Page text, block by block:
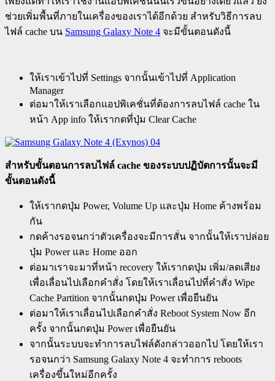
ช่วยเพิ่มพื้นที่ภายในเครื่องของเราได้อีกด้วย สำหรับวิธีการลบ
ไฟล์ cache บน Samsung Galaxy Note 4 จะมีขั้นตอนดังนี้
ให้เราเข้าไปที่ Settings จากนั้นเข้าไปที่ Application
Manager
ต่อมาให้เราเลือกแอปพิเคชั่นที่ต้องการลบไฟล์ cache ใน
หน้า App info ให้เรากดที่ปุ่ม Clear Cache
สำหรับขั้นตอนการลบไฟล์ cache ของระบบปฏิบัตการนั้นจะมี
ขั้นตอนดังนี้
ให้เรากดปุ่ม Power, Volume Up และปุ่ม Home ค้างพร้อม
กัน
กดค้างรอจนกว่าตัวเครื่องจะมีการสั่น จากนั้นให้เราปล่อย
ปุ่ม Power และ Home ออก
ต่อมาเราจะมาที่หน้า recovery ให้เรากดปุ่ม เพิ่ม/ลดเสียง
เพื่อเลื่อนไปเลือกคำสั่ง โดยให้เราเลื่อนไปที่คำสั่ง Wipe
Cache Partition จากนั้นกดปุ่ม Power เพื่อยืนยัน
ต่อมาให้เราเลื่อนไปเลือกคำสั่ง Reboot System Now อีก
ครั้ง จากนั้นกดปุ่ม Power เพื่อยืนยัน
จากนั้นระบบจะทำการลบไฟล์ดังกล่าวออกไป โดยให้เรา
รอจนกว่า Samsung Galaxy Note 4 จะทำการ reboots
เครื่องขึ้นใหม่อีกครั้ง